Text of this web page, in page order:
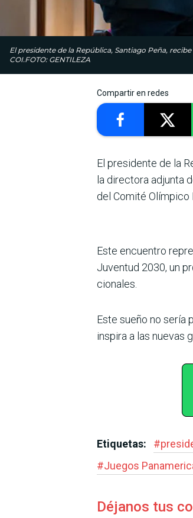
El presidente de la República, Santiago Peña,
COI.FOTO: GENTILEZA
Compartir en redes
El presidente de la
la directora adjunta
del Comité Olímpico
Este encuentro
Juventud 2030, un
cionales.
Este sueño no sería
inspira a las nue­vas
Etiquetas: #
#Juegos
Déjanos tus